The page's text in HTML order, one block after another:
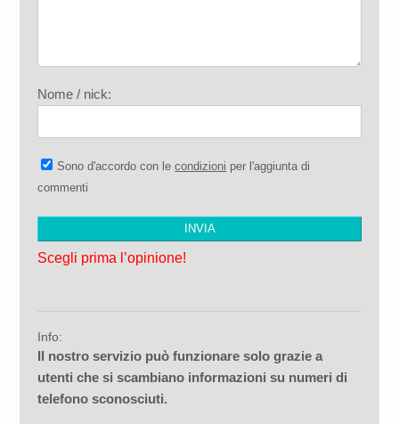
Nome / nick:
Sono d'accordo con lecondizioni per l'aggiunta di
commenti
Scegli prima l’opinione!
Info:
Il nostro servizio può funzionare solo grazie a
utenti che si scambiano informazioni su numeri di
telefono sconosciuti.